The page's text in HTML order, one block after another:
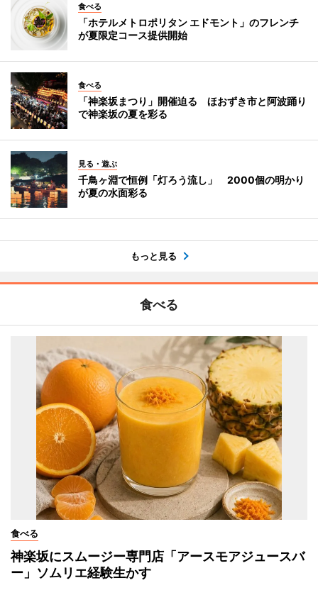
食べる
「ホテルメトロポリタン エドモント」のフレンチ
が夏限定コース提供開始
食べる
「神楽坂まつり」開催迫る ほおずき市と阿波踊り
で神楽坂の夏を彩る
見る・遊ぶ
千鳥ヶ淵で恒例「灯ろう流し」 2000個の明かり
が夏の水面彩る
もっと見る
食べる
食べる
神楽坂にスムージー専門店「アースモアジュースバ
ー」ソムリエ経験生かす